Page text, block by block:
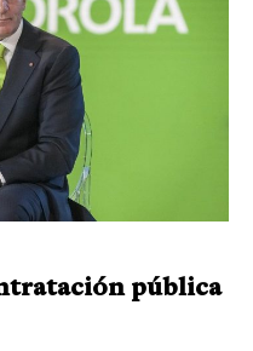
pública